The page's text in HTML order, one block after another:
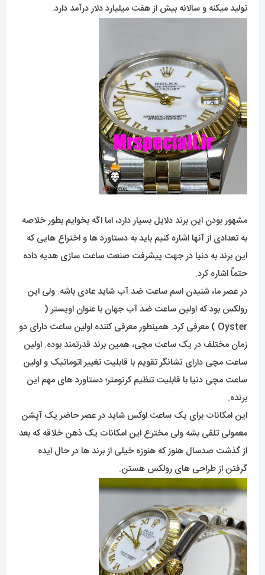
تولید میکنه و سالانه بیش از هفت میلیارد دلار درآمد دارد.
مشهور بودن این برند دلایل بسیار دارد، اما اگه بخوایم بطور خلاصه
به تعدادی از آنها اشاره کنیم باید به دستاورد ها و اختراع هایی که
این برند به دنیا در جهت پیشرفت صنعت ساعت سازی هدیه داده
حتماً اشاره کرد.
در عصر ما، شنیدن اسم ساعت ضد آب شاید عادی باشه. ولی این
رولکس بود که اولین ساعت ضد آب جهان با عنوان اویستر (
Oyster ) معرفی کرد. همینطور معرفی کننده اولین ساعت دارای دو
زمان مختلف در یک ساعت مچی، همین برند قدرتمند بوده. اولین
ساعت مچی دارای نشانگر تقویم با قابلیت تغییر اتوماتیک و اولین
ساعت مچی دنیا با قابلیت تنظیم کرنومتر؛ دستاورد های مهم این
برنده.
این امکانات برای یک ساعت لوکس شاید در عصر حاضر یک آپشن
معمولی تلقی بشه ولی مخترع این امکانات یک ذهن خلاقه که بعد
از گذشت صدسال هنوز که هنوزه خیلی از برند ها در حال ایده
گرفتن از طراحی های رولکس هستن.